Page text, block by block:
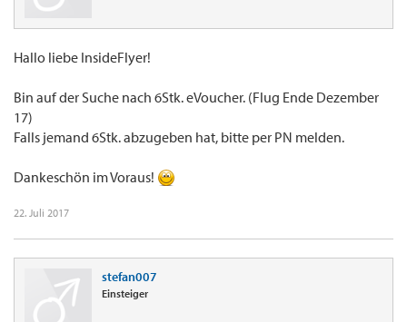
Hallo liebe InsideFlyer!
Bin auf der Suche nach 6Stk. eVoucher. (Flug Ende Dezember
17)
Falls jemand 6Stk. abzugeben hat, bitte per PN melden.
Dankeschön im Voraus!
22. Juli 2017
stefan007
Einsteiger